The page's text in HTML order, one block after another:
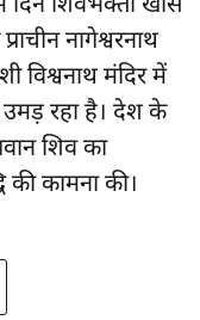
दिन शिवभक्तों खास
नागेश्वरनाथ
विश्वनाथ मंदिर में
रहा है। देश के
शिव का
कामना की।